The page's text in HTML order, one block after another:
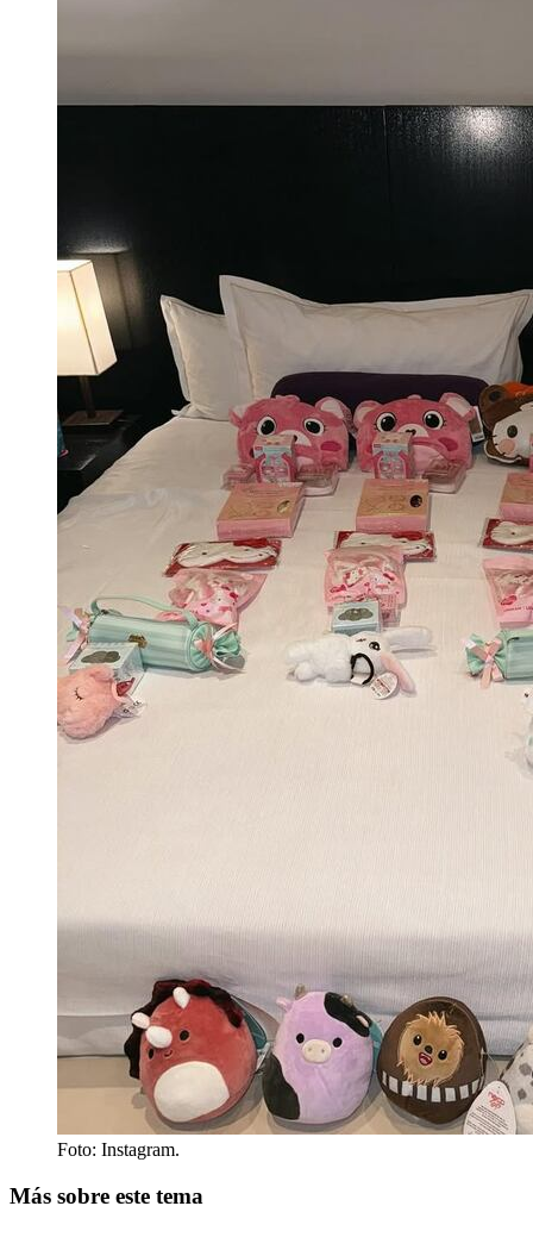
Foto: Instagram.
Más sobre este tema